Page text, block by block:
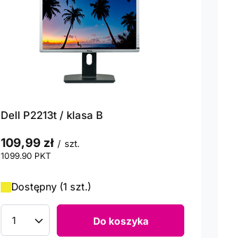
Dell P2213t / klasa B
109,99 zł / szt.
1099.90 PKT
Dostępny (1 szt.)
Ilość produktów Do koszyka